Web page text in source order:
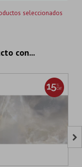
seleccionados
con...
